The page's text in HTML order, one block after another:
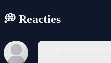
💭 Reacties